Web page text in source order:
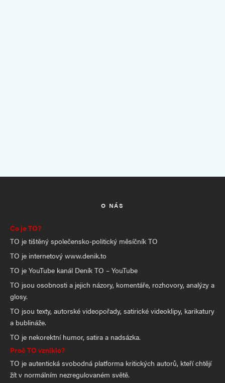
O NÁS
Co je TO?
TO je tištěný společensko-politický měsíčník TO
TO je internetový www.denik.to
TO je YouTube kanál Deník TO – YouTube
TO jsou osobnosti a jejich názory, komentáře, rozhovory, analýzy a
glosy.
TO jsou texty, autorské videopořady, satirické videoklipy, karikatury
a bublináže.
TO je nekorektní humor, satira a nadsázka.
Proč TO vzniklo?
TO je autentická svobodná platforma kritických autorů, kteří chtějí
žít v normálním nezregulovaném světě.